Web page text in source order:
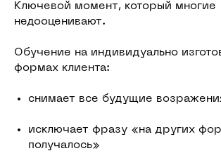
Ключевой момент, который многие
недооценивают.
Обучение на индивидуально
формах клиента:
снимает все будущие
исключает фразу «на других
получалось»